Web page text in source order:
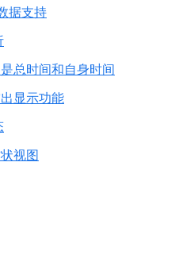
据支持
总时间和自身时间
显示功能
视图